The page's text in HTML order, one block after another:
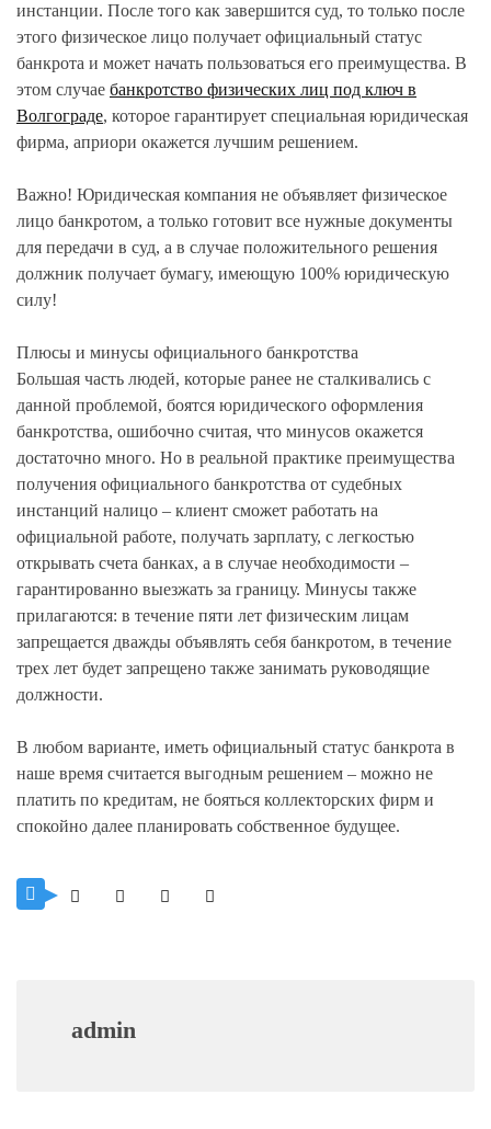
инстанции. После того как завершится суд, то только после
этого физическое лицо получает официальный статус
банкрота и может начать пользоваться его преимущества. В
этом случае банкротство физических лиц под ключ в
Волгограде, которое гарантирует специальная юридическая
фирма, априори окажется лучшим решением.
Важно! Юридическая компания не объявляет физическое
лицо банкротом, а только готовит все нужные документы
для передачи в суд, а в случае положительного решения
должник получает бумагу, имеющую 100% юридическую
силу!
Плюсы и минусы официального банкротства
Большая часть людей, которые ранее не сталкивались с
данной проблемой, боятся юридического оформления
банкротства, ошибочно считая, что минусов окажется
достаточно много. Но в реальной практике преимущества
получения официального банкротства от судебных
инстанций налицо – клиент сможет работать на
официальной работе, получать зарплату, с легкостью
открывать счета банках, а в случае необходимости –
гарантированно выезжать за границу. Минусы также
прилагаются: в течение пяти лет физическим лицам
запрещается дважды объявлять себя банкротом, в течение
трех лет будет запрещено также занимать руководящие
должности.
В любом варианте, иметь официальный статус банкрота в
наше время считается выгодным решением – можно не
платить по кредитам, не бояться коллекторских фирм и
спокойно далее планировать собственное будущее.
admin